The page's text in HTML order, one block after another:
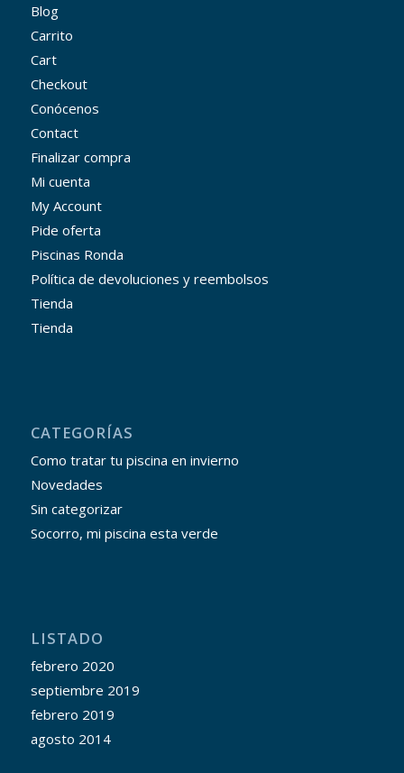
Blog
Carrito
Cart
Checkout
Conócenos
Contact
Finalizar compra
Mi cuenta
My Account
Pide oferta
Piscinas Ronda
Política de devoluciones y reembolsos
Tienda
Tienda
CATEGORÍAS
Como tratar tu piscina en invierno
Novedades
Sin categorizar
Socorro, mi piscina esta verde
LISTADO
febrero 2020
septiembre 2019
febrero 2019
agosto 2014